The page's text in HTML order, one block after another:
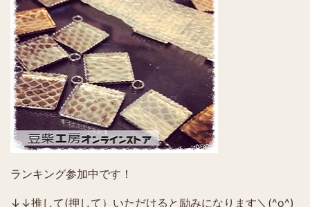
ランキング参加中です！
↓↓推して(押して）いただけると励みになります＼(^o^)